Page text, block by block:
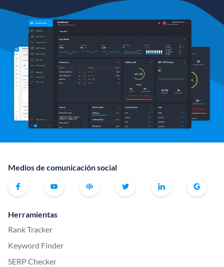
Medios de comunicación social
Herramientas
Rank Tracker
Keyword Finder
SERP Checker